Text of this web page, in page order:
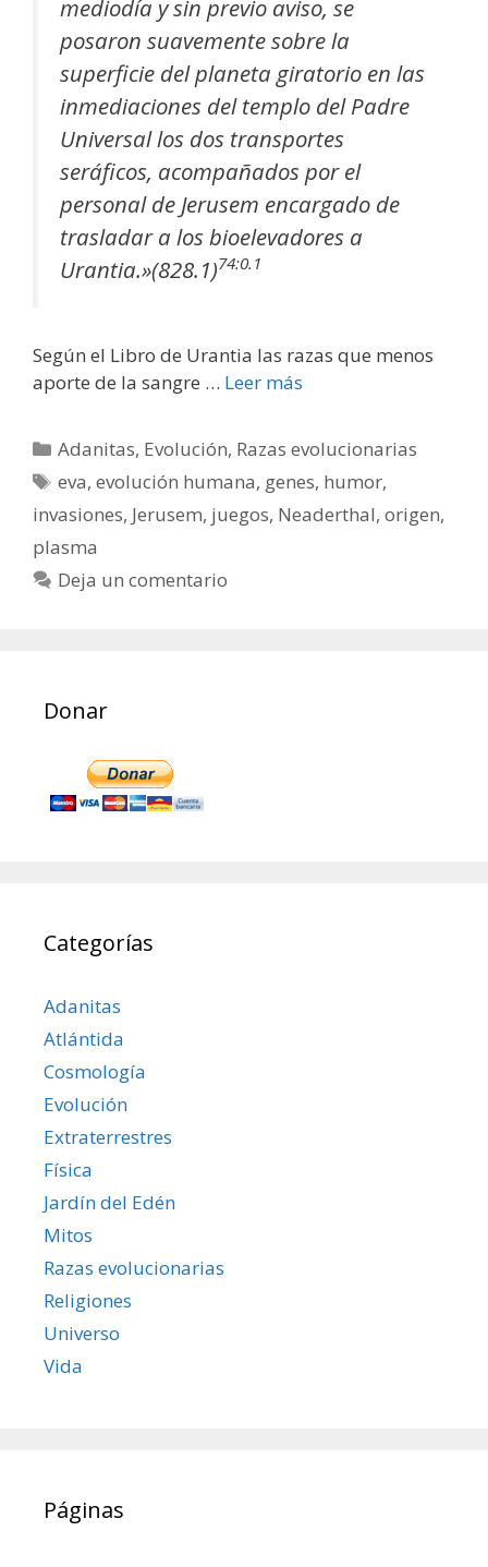
mediodía y sin previo aviso, se
posaron suavemente sobre la
superficie del planeta giratorio en las
inmediaciones del templo del Padre
Universal los dos transportes
seráficos, acompañados por el
personal de Jerusem encargado de
trasladar a los bioelevadores a
Urantia.»(828.1)74:0.1
Según el Libro de Urantia las razas que menos
aporte de la sangre … Leer más
Categorías
Adanitas, Evolución, Razas evolucionarias
Etiquetas
eva,evolución humana, genes, humor,
invasiones, Jerusem, juegos, Neaderthal, origen,
plasma
Deja un comentario
Donar
Categorías
Adanitas
Atlántida
Cosmología
Evolución
Extraterrestres
Física
Jardín del Edén
Mitos
Razas evolucionarias
Religiones
Universo
Vida
Páginas